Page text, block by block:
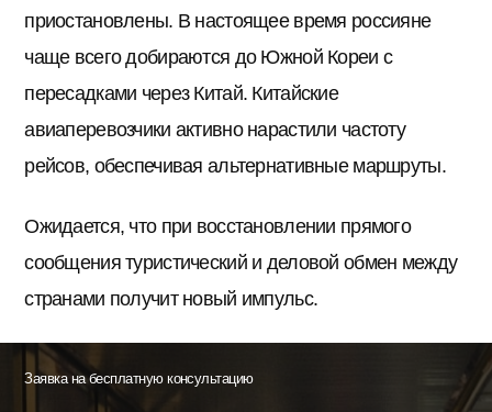
приостановлены. В настоящее время россияне
чаще всего добираются до Южной Кореи с
пересадками через Китай. Китайские
авиаперевозчики активно нарастили частоту
рейсов, обеспечивая альтернативные маршруты.
Ожидается, что при восстановлении прямого
сообщения туристический и деловой обмен между
странами получит новый импульс.
Заявка на бесплатную консультацию